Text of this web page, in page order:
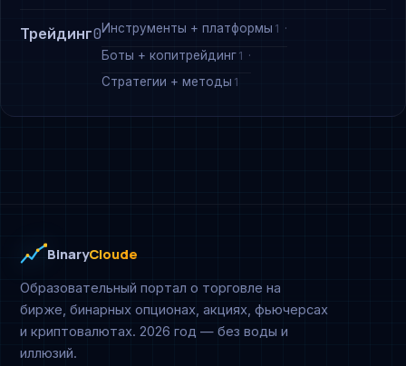
Трейдинг0Инструменты + платформы 1
Боты + копитрейдинг 1
Стратегии + методы 1
BinaryCloude
Образовательный портал о торговле на
бирже, бинарных опционах, акциях, фьючерсах
и криптовалютах. 2026 год — без воды и
иллюзий.